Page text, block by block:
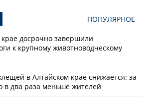
ПОПУЛЯРНОЕ
досрочно завершили
к крупному животноводческому
в Алтайском крае снижается: за
в два раза меньше жителей